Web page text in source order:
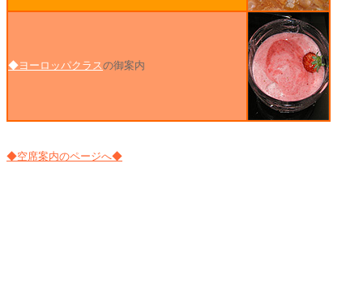
◆ヨーロッパクラスの御案内
◆空席案内のページへ◆